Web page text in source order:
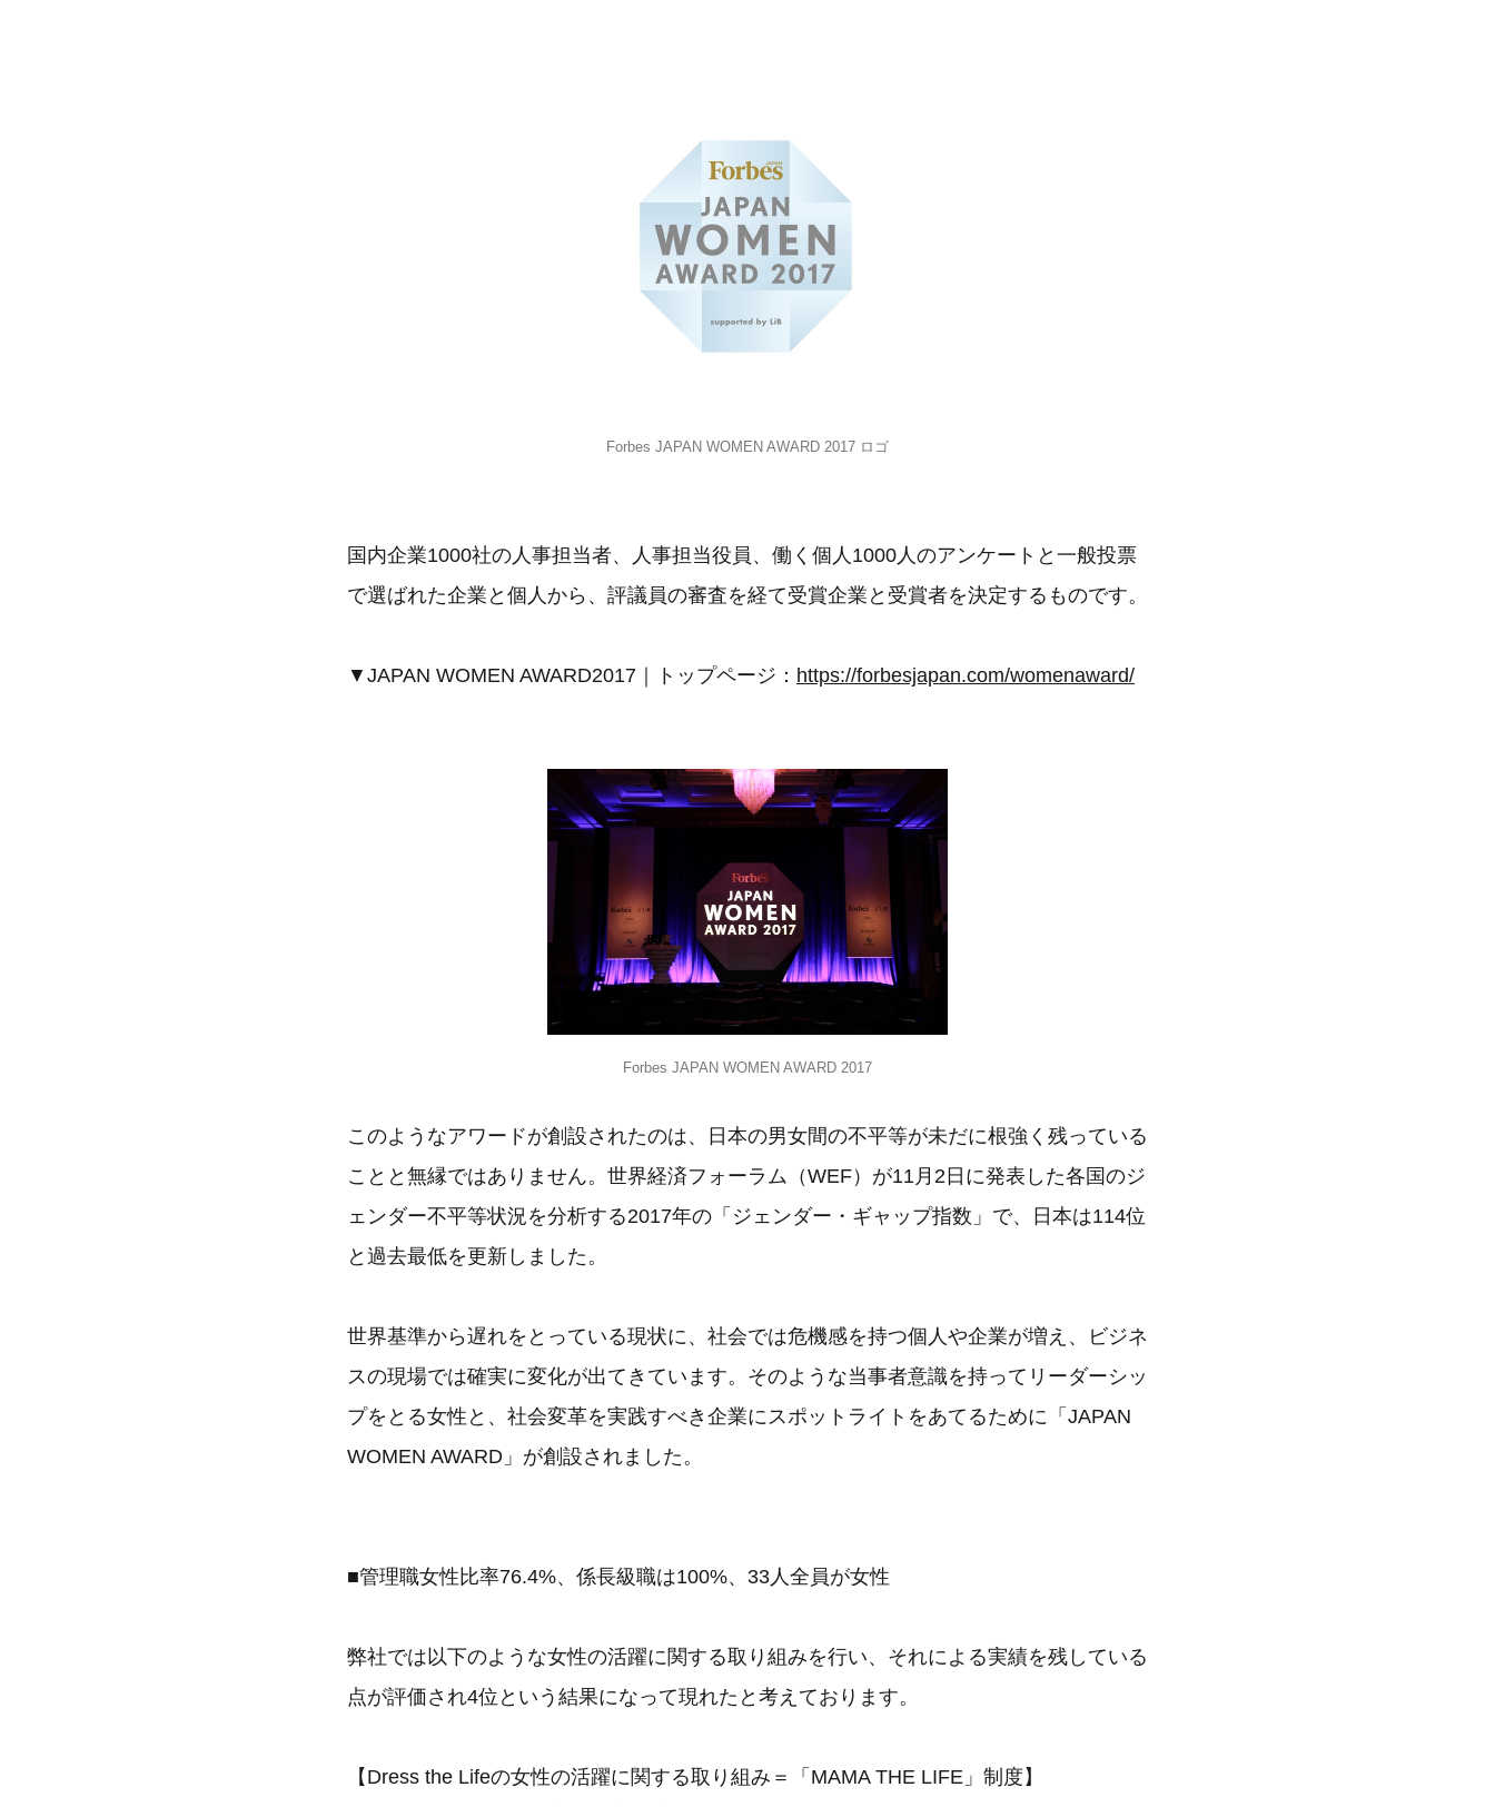
Forbes JAPAN WOMEN AWARD 2017 ロゴ
国内企業1000社の人事担当者、人事担当役員、働く個人1000人のアンケートと一般投票
で選ばれた企業と個人から、評議員の審査を経て受賞企業と受賞者を決定するものです。
▼JAPAN WOMEN AWARD2017｜トップページ： https://forbesjapan.com/womenaward/
Forbes JAPAN WOMEN AWARD 2017
このようなアワードが創設されたのは、日本の男女間の不平等が未だに根強く残っている
ことと無縁ではありません。世界経済フォーラム（WEF）が11月2日に発表した各国のジ
ェンダー不平等状況を分析する2017年の「ジェンダー・ギャップ指数」で、日本は114位
と過去最低を更新しました。
世界基準から遅れをとっている現状に、社会では危機感を持つ個人や企業が増え、ビジネ
スの現場では確実に変化が出てきています。そのような当事者意識を持ってリーダーシッ
プをとる女性と、社会変革を実践すべき企業にスポットライトをあてるために「JAPAN
WOMEN AWARD」が創設されました。
■管理職女性比率76.4%、係長級職は100%、33人全員が女性
弊社では以下のような女性の活躍に関する取り組みを行い、それによる実績を残している
点が評価され4位という結果になって現れたと考えております。
【Dress the Lifeの女性の活躍に関する取り組み＝「MAMA THE LIFE」制度】